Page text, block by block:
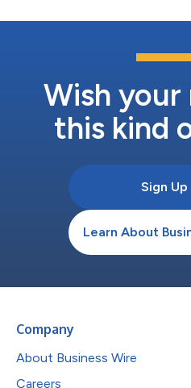
な製品開発、資産量の多い複雑な
コグナイトは、Cognite Data
モデリング」機能で満点を獲得し
中で優位に立つことを可能にして
Wish your
this kind
Sign Up
Learn About
Company
About Business Wire
Careers